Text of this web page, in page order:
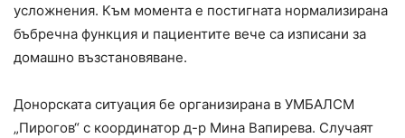
усложнения. Към момента е постигната нормализирана
бъбречна функция и пациентите вече са изписани за
домашно възстановяване.
Донорската ситуация бе организирана в УМБАЛСМ
„Пирогов“ с координатор д-р Мина Вапирева. Случаят